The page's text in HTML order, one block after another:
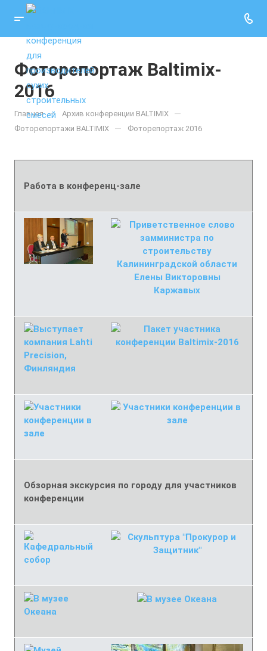
Фоторепортаж Baltimix-
2016
Главная — Архив конференции BALTIMIX —
Фоторепортажи BALTIMIX — Фоторепортаж 2016
Работа в конференц-зале
Обзорная экскурсия по городу для участников
конференции